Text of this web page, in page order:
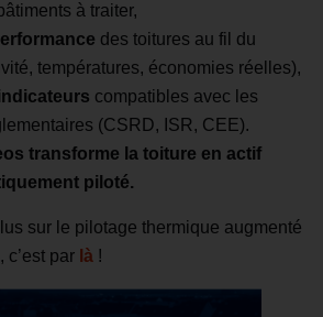
à traiter,
des toitures au fil du
températures, économies réelles),
compatibles avec les
(CSRD, ISR, CEE).
transforme la toiture en actif
piloté.
sur le pilotage thermique augmenté
c’est par là !